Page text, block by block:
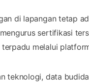
di lapangan tetap
sertifikasi
melalui
teknologi, data